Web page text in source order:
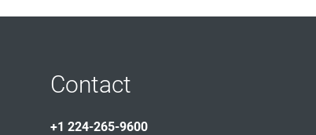
Contact
+1 224-265-9600